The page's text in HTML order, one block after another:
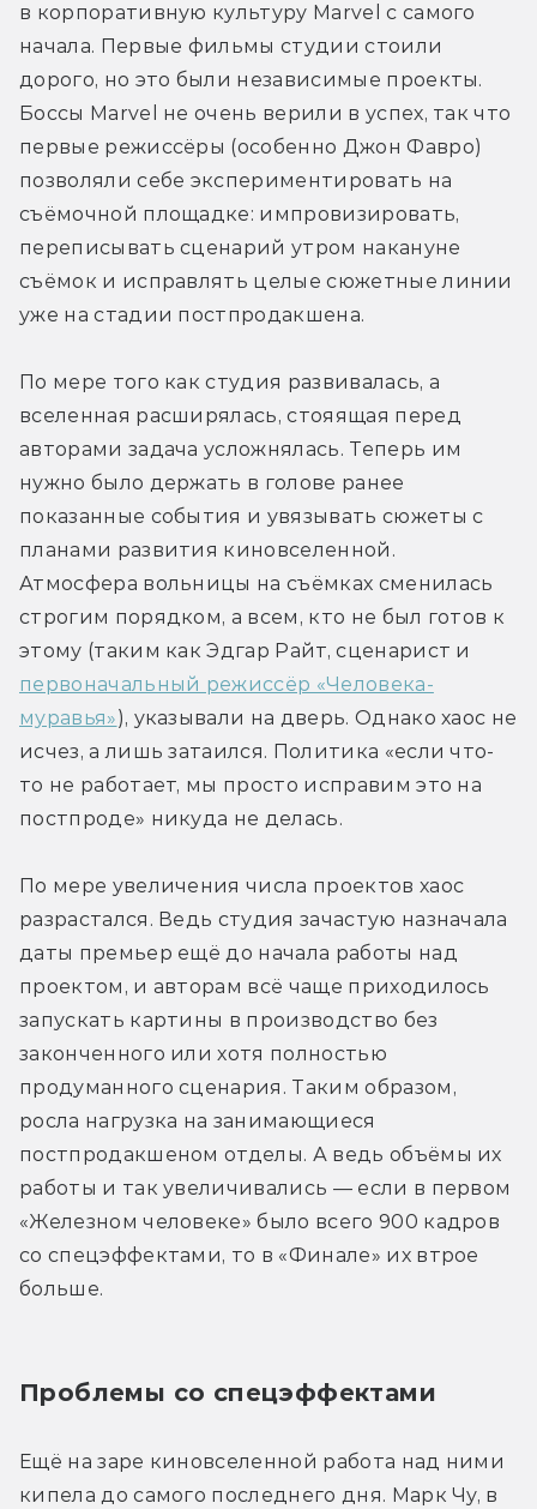
в корпоративную культуру Marvel с самого
начала. Первые фильмы студии стоили
дорого, но это были независимые проекты.
Боссы Marvel не очень верили в успех, так что
первые режиссёры (особенно Джон Фавро)
позволяли себе экспериментировать на
съёмочной площадке: импровизировать,
переписывать сценарий утром накануне
съёмок и исправлять целые сюжетные линии
уже на стадии постпродакшена.
По мере того как студия развивалась, а
вселенная расширялась, стояящая перед
авторами задача усложнялась. Теперь им
нужно было держать в голове ранее
показанные события и увязывать сюжеты с
планами развития киновселенной.
Атмосфера вольницы на съёмках сменилась
строгим порядком, а всем, кто не был готов к
первоначальный режиссёр «Человека-
муравья»), указывали на дверь. Однако хаос не
исчез, а лишь затаился. Политика «если что-
то не работает, мы просто исправим это на
постпроде» никуда не делась.
По мере увеличения числа проектов хаос
разрастался. Ведь студия зачастую назначала
даты премьер ещё до начала работы над
проектом, и авторам всё чаще приходилось
запускать картины в производство без
законченного или хотя полностью
продуманного сценария. Таким образом,
росла нагрузка на занимающиеся
постпродакшеном отделы. А ведь объёмы их
работы и так увеличивались — если в первом
«Железном человеке» было всего 900 кадров
со спецэффектами, то в «Финале» их втрое
больше.
Проблемы со спецэффектами
Ещё на заре киновселенной работа над ними
кипела до самого последнего дня. Марк Чу, в